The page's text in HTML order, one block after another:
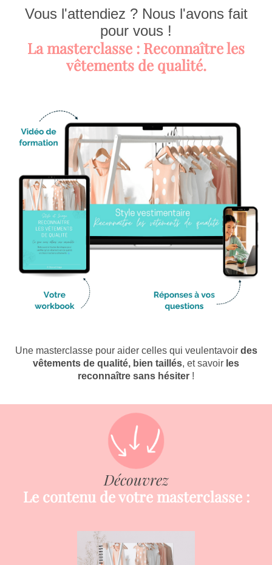
Vous l'attendiez ? Nous l'avons fait
pour vous !
La masterclasse : Reconnaître les
vêtements de qualité.
Une masterclasse pour aider celles qui veulentavoirdes
vêtements de qualité, bien taillés, et savoir les
reconnaître sans hésiter !
Découvrez
Le contenu de votre masterclasse :